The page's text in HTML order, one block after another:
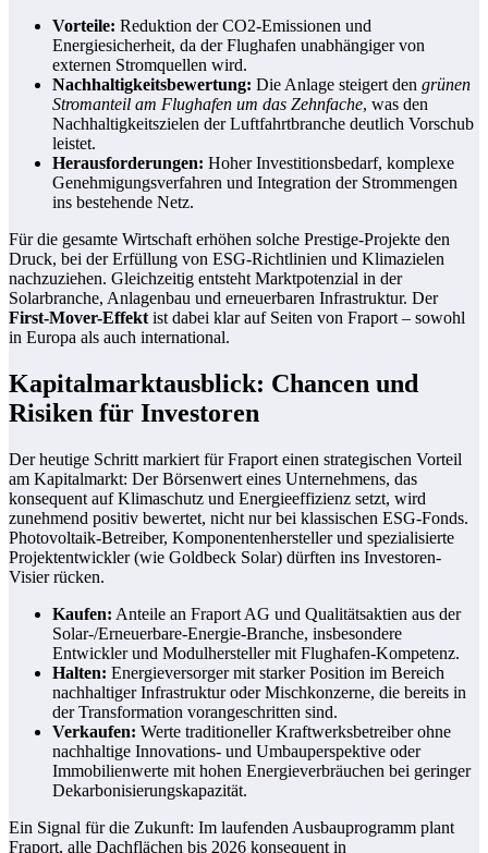
Vorteile: Reduktion der CO2-Emissionen und
Energiesicherheit, da der Flughafen unabhängiger von
externen Stromquellen wird.
Nachhaltigkeitsbewertung: Die Anlage steigert den grünen
Stromanteil am Flughafen um das Zehnfache, was den
Nachhaltigkeitszielen der Luftfahrtbranche deutlich Vorschub
leistet.
Herausforderungen: Hoher Investitionsbedarf, komplexe
Genehmigungsverfahren und Integration der Strommengen
ins bestehende Netz.
Für die gesamte Wirtschaft erhöhen solche Prestige-Projekte den
Druck, bei der Erfüllung von ESG-Richtlinien und Klimazielen
nachzuziehen. Gleichzeitig entsteht Marktpotenzial in der
Solarbranche, Anlagenbau und erneuerbaren Infrastruktur. Der
First-Mover-Effekt ist dabei klar auf Seiten von Fraport – sowohl
in Europa als auch international.
Kapitalmarktausblick: Chancen und
Risiken für Investoren
Der heutige Schritt markiert für Fraport einen strategischen Vorteil
am Kapitalmarkt: Der Börsenwert eines Unternehmens, das
konsequent auf Klimaschutz und Energieeffizienz setzt, wird
zunehmend positiv bewertet, nicht nur bei klassischen ESG-Fonds.
Photovoltaik-Betreiber, Komponentenhersteller und spezialisierte
Projektentwickler (wie Goldbeck Solar) dürften ins Investoren-
Visier rücken.
Kaufen: Anteile an Fraport AG und Qualitätsaktien aus der
Solar-/Erneuerbare-Energie-Branche, insbesondere
Entwickler und Modulhersteller mit Flughafen-Kompetenz.
Halten: Energieversorger mit starker Position im Bereich
nachhaltiger Infrastruktur oder Mischkonzerne, die bereits in
der Transformation vorangeschritten sind.
Verkaufen: Werte traditioneller Kraftwerksbetreiber ohne
nachhaltige Innovations- und Umbauperspektive oder
Immobilienwerte mit hohen Energieverbräuchen bei geringer
Dekarbonisierungskapazität.
Ein Signal für die Zukunft: Im laufenden Ausbauprogramm plant
Fraport, alle Dachflächen bis 2026 konsequent in